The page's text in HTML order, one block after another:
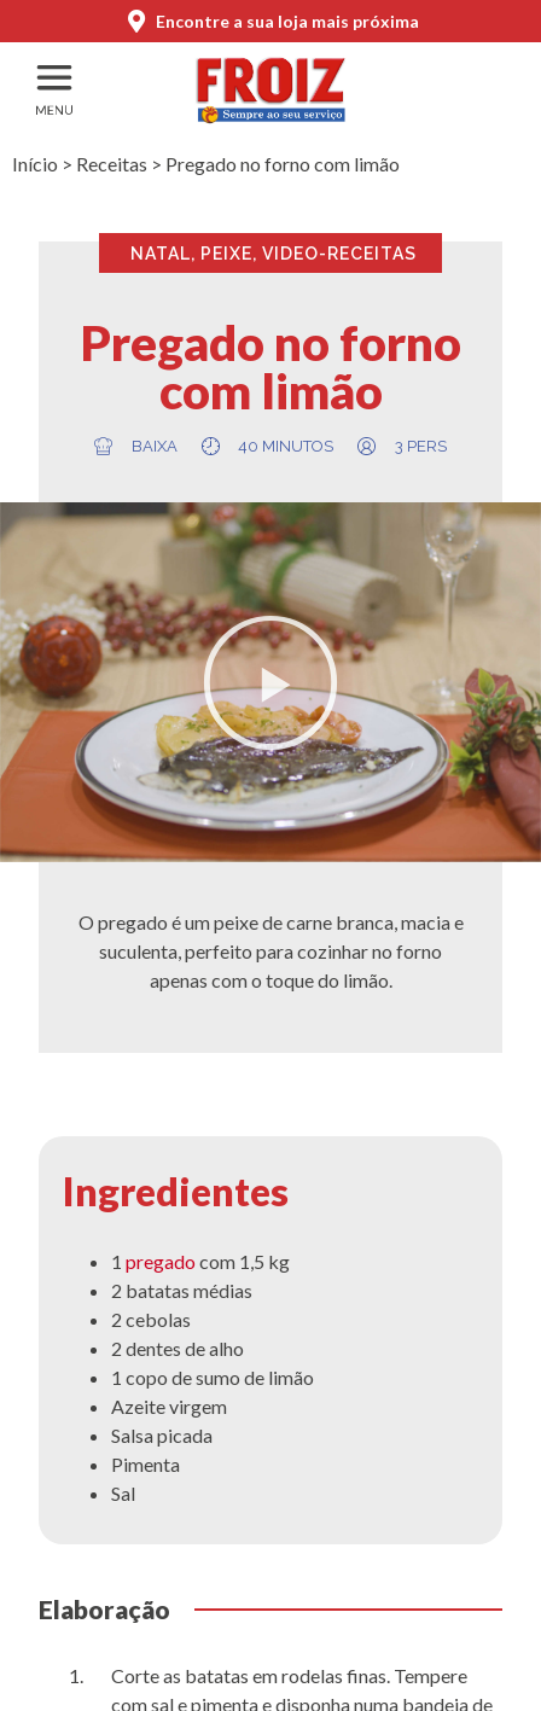
Encontre a sua loja mais próxima
Início > Receitas > Pregado no forno com limão
NATAL, PEIXE, VIDEO-RECEITAS
Pregado no forno
com limão
BAIXA 40 MINUTOS 3 PERS
O pregado é um peixe de carne branca, macia e
suculenta, perfeito para cozinhar no forno
apenas com o toque do limão.
Ingredientes
1 pregadocom 1,5 kg
2 batatas médias
2 cebolas
2 dentes de alho
1 copo de sumo de limão
Azeite virgem
Salsa picada
Pimenta
Sal
Elaboração
Corte as batatas em rodelas finas. Tempere
com sal e pimenta e disponha numa bandeja de